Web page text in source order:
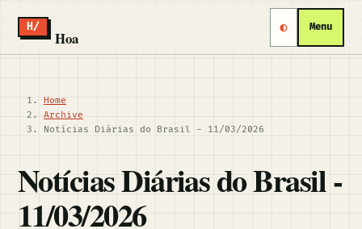
H/
Hoa
◐ Menu
Home
Archive
Notícias Diárias do Brasil - 11/03/2026
Notícias Diárias do Brasil -
11/03/2026